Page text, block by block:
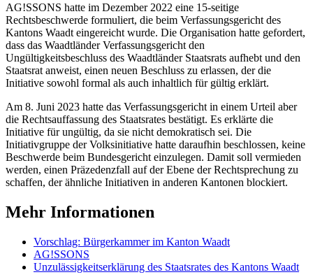
AG!SSONS hatte im Dezember 2022 eine 15-seitige
Rechtsbeschwerde formuliert, die beim Verfassungsgericht des
Kantons Waadt eingereicht wurde. Die Organisation hatte gefordert,
dass das Waadtländer Verfassungsgericht den
Ungültigkeitsbeschluss des Waadtländer Staatsrats aufhebt und den
Staatsrat anweist, einen neuen Beschluss zu erlassen, der die
Initiative sowohl formal als auch inhaltlich für gültig erklärt.
Am 8. Juni 2023 hatte das Verfassungsgericht in einem Urteil aber
die Rechtsauffassung des Staatsrates bestätigt. Es erklärte die
Initiative für ungültig, da sie nicht demokratisch sei. Die
Initiativgruppe der Volksinitiative hatte daraufhin beschlossen, keine
Beschwerde beim Bundesgericht einzulegen. Damit soll vermieden
werden, einen Präzedenzfall auf der Ebene der Rechtsprechung zu
schaffen, der ähnliche Initiativen in anderen Kantonen blockiert.
Mehr Informationen
Vorschlag: Bürgerkammer im Kanton Waadt
AG!SSONS
Unzulässigkeitserklärung des Staatsrates des Kantons Waadt